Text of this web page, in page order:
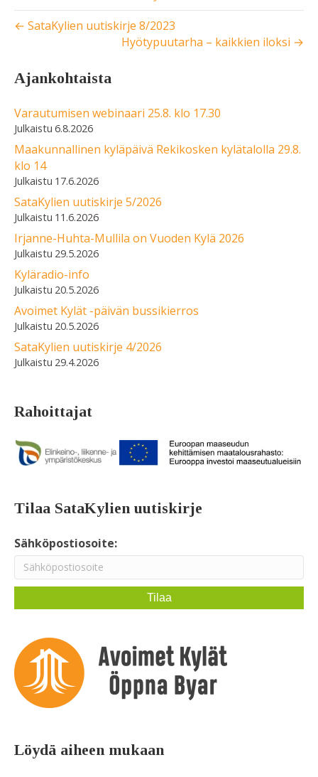
← SataKylien uutiskirje 8/2023
Hyötypuutarha – kaikkien iloksi →
Ajankohtaista
Varautumisen webinaari 25.8. klo 17.30
6.8.2026
Maakunnallinen kyläpäivä Rekikosken kylätalolla 29.8.
klo 14
17.6.2026
SataKylien uutiskirje 5/2026
11.6.2026
Irjanne-Huhta-Mullila on Vuoden Kylä 2026
29.5.2026
Kyläradio-info
20.5.2026
Avoimet Kylät -päivän bussikierros
20.5.2026
SataKylien uutiskirje 4/2026
29.4.2026
Rahoittajat
Tilaa SataKylien uutiskirje
Sähköpostiosoite:
Löydä aiheen mukaan